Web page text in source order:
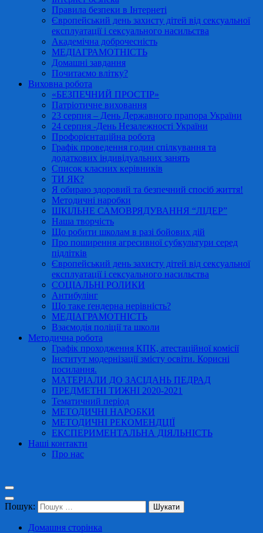
Правила безпеки в Інтернеті
Європейський день захисту дітей від сексуальної
експлуатації і сексуального насильства
Академічна доброчесність
МЕДІАГРАМОТНІСТЬ
Домашні завдання
Почитаємо влітку?
Виховна робота
«БЕЗПЕЧНИЙ ПРОСТІР»
Патріотичне виховання
23 серпня – День Державного прапора України
24 серпня -День Незалежності України
Профорієнтаційна робота
Графік проведення годин спілкування та
додаткових індивідуальних занять
Список класних керівників
ТИ ЯК?
Я обираю здоровий та безпечний спосіб життя!
Методичні наробки
ШКІЛЬНЕ САМОВРЯДУВАННЯ “ЛІДЕР”
Наша творчість
Що робити школам в разі бойових дій
Про поширення агресивної субкультури серед
підлітків
Європейський день захисту дітей від сексуальної
експлуатації і сексуального насильства
СОЦІАЛЬНІ РОЛИКИ
Антибулінг
Що таке ґендерна нерівність?
МЕДІАГРАМОТНІСТЬ
Взаємодія поліції та школи
Методична робота
Графік проходження КПК, атестаційної комісії
Інститут модернізації змісту освіти. Корисні
посилання.
МАТЕРІАЛИ ДО ЗАСІДАНЬ ПЕДРАД
ПРЕДМЕТНІ ТИЖНІ 2020-2021
Тематичний період
МЕТОДИЧНІ НАРОБКИ
МЕТОДИЧНІ РЕКОМЕНДЦІЇ
ЕКСПЕРИМЕНТАЛЬНА ДІЯЛЬНІСТЬ
Наші контакти
Про нас
Пошук:
Домашня сторінка